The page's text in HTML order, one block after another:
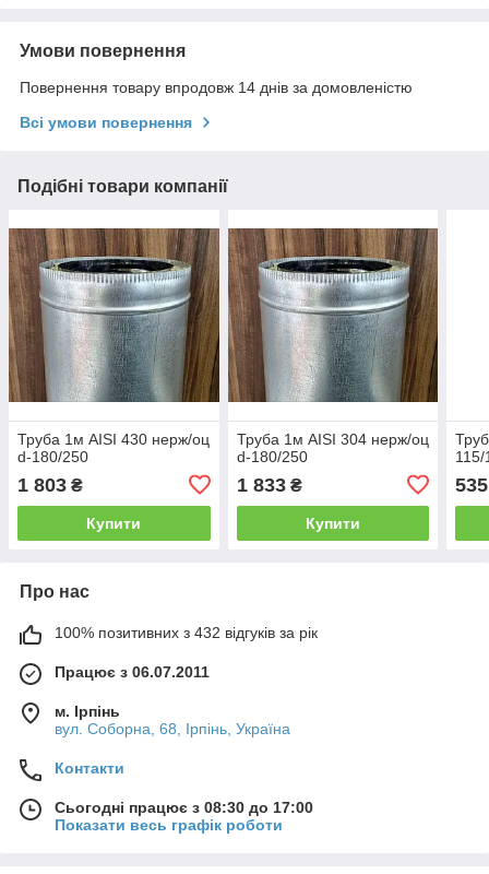
Умови повернення
Повернення товару впродовж 14 днів за домовленістю
Всі умови повернення
Подібні товари компанії
Труба 1м AISI 430 нерж/оц
d-180/250
1 803 ₴
Купити
Труба 1м AISI 304 нерж/оц
d-180/250
1 833₴
Купити
115/
535
Про нас
100% позитивних з 432 відгуків за рік
Працює з 06.07.2011
м. Ірпінь
вул. Соборна, 68, Ірпінь, Україна
Контакти
Сьогодні працює з 08:30 до 17:00
Показати весь графік роботи